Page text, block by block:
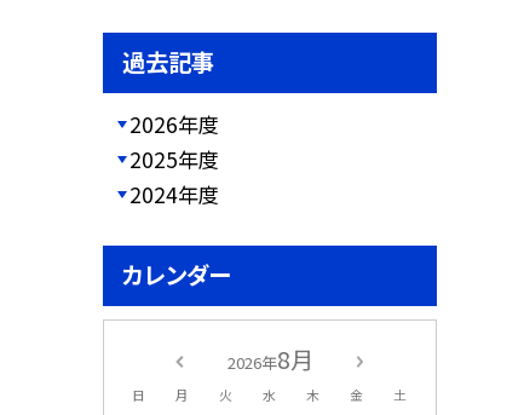
過去記事
2026年度
2025年度
2024年度
カレンダー
2026年8月
日 月 火 水 木 金 土